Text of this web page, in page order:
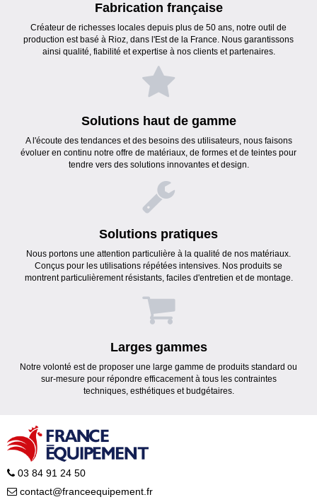
Fabrication française
Créateur de richesses locales depuis plus de 50 ans, notre outil de
production est basé à Rioz, dans l'Est de la France. Nous garantissons
ainsi qualité, fiabilité et expertise à nos clients et partenaires.
Solutions haut de gamme
A l'écoute des tendances et des besoins des utilisateurs, nous faisons
évoluer en continu notre offre de matériaux, de formes et de teintes pour
tendre vers des solutions innovantes et design.
Solutions pratiques
Nous portons une attention particulière à la qualité de nos matériaux.
Conçus pour les utilisations répétées intensives. Nos produits se
montrent particulièrement résistants, faciles d'entretien et de montage.
Larges gammes
Notre volonté est de proposer une large gamme de produits standard ou
sur-mesure pour répondre efficacement à tous les contraintes
techniques, esthétiques et budgétaires.
03 84 91 24 50
contact@franceequipement.fr